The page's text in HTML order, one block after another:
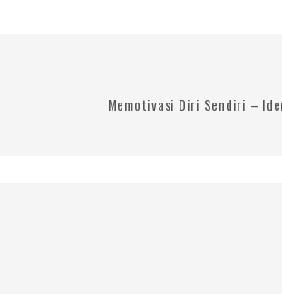
Memotivasi Diri Sendiri –